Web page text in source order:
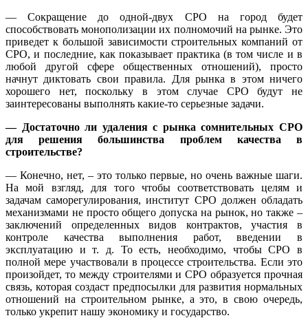
— Сокращение до одной-двух СРО на город будет
способствовать монополизации их полномочий на рынке. Это
приведет к большой зависимости строительных компаний от
СРО, и последние, как показывает практика (в том числе и в
любой другой сфере общественных отношений), просто
начнут диктовать свои правила. Для рынка в этом ничего
хорошего нет, поскольку в этом случае СРО будут не
заинтересованы выполнять какие-то серьезные задачи.
— Достаточно ли удаления с рынка сомнительных СРО
для решения большинства проблем качества в
строительстве?
— Конечно, нет, – это только первые, но очень важные шаги.
На мой взгляд, для того чтобы соответствовать целям и
задачам саморегулирования, институт СРО должен обладать
механизмами не просто общего допуска на рынок, но также –
заключений определенных видов контрактов, участия в
контроле качества выполнения работ, введении в
эксплуатацию и т. д. То есть, необходимо, чтобы СРО в
полной мере участвовали в процессе строительства. Если это
произойдет, то между строителями и СРО образуется прочная
связь, которая создаст предпосылки для развития нормальных
отношений на строительном рынке, а это, в свою очередь,
только укрепит нашу экономику и государство.